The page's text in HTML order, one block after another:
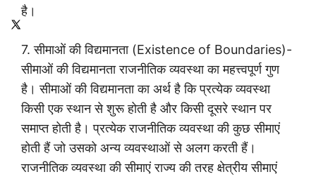
है।
7. सीमाओं की विद्यमानता (Existence of Boundaries)-
सीमाओं की विद्यमानता राजनीतिक व्यवस्था का महत्त्वपूर्ण गुण
है। सीमाओं की विद्यमानता का अर्थ है कि प्रत्येक व्यवस्था
किसी एक स्थान से शुरू होती है और किसी दूसरे स्थान पर
समाप्त होती है। प्रत्येक राजनीतिक व्यवस्था की कुछ सीमाएं
होती हैं जो उसको अन्य व्यवस्थाओं से अलग करती हैं।
राजनीतिक व्यवस्था की सीमाएं राज्य की तरह क्षेत्रीय सीमाएं